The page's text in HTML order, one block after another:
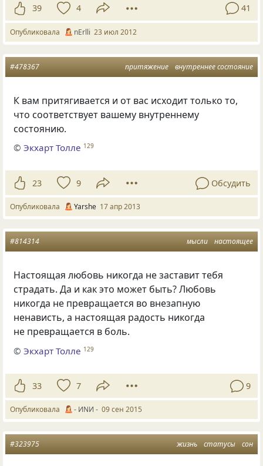
39 4 41
Опубликовала nErlli 23 июл 2012
притяжение внутреннее состояние
#478367
К вам притягивается и от вас исходит только то,
что соответствует вашему внутреннему
состоянию.
©Экхарт Толле 129
23 9 Обсудить
Опубликовала Yarshe 17 апр 2013
мысли настоящее
#814314
Настоящая любовь никогда не заставит тебя
страдать. Да и как это может быть? Любовь
никогда не превращается во внезапную
ненависть, а настоящая радость никогда
не превращается в боль.
©Экхарт Толле 129
33 7 9
Опубликовала - ИNИ - 09 сен 2015
жизнь статусы сон
#323975